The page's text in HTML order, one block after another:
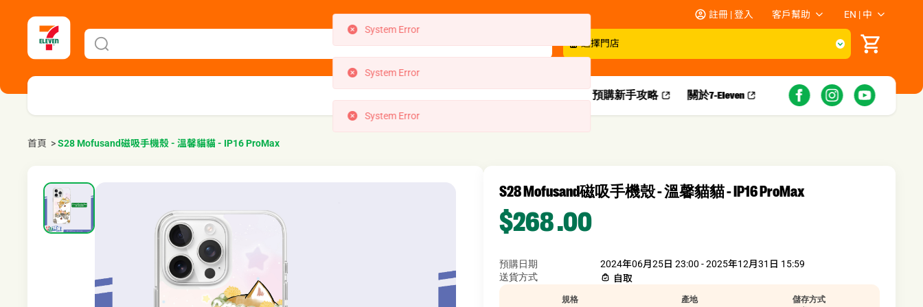
註冊 | 登入 客戶幫助 EN | 中
選擇門店
預購新手攻略​ 關於7-Eleven
首頁 >S28 Mofusand磁吸手機殼 - 溫馨貓貓 - IP16 ProMax
S28 Mofusand磁吸手機殼 - 溫馨貓貓 - IP16 ProMax
$268.00
預購日期
2024年06月25日 23:00 - 2025年12月31日 15:59
送貨方式
自取
規格 產地 儲存方式
System Error
System Error